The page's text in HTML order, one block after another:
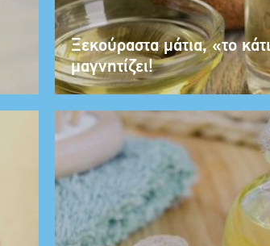
Ξεκούραστα μάτια, «το
μαγνητίζει!